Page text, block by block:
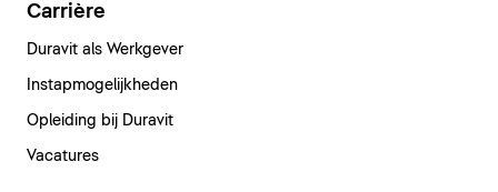
Carrière
Duravit als Werkgever
Instapmogelijkheden
Opleiding bij Duravit
Vacatures